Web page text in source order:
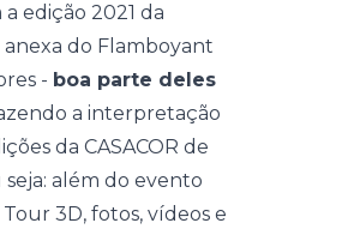
edição 2021 da
anexa do Flamboyant
- boa parte deles
a interpretação
da CASACOR de
além do evento
3D, fotos, vídeos e